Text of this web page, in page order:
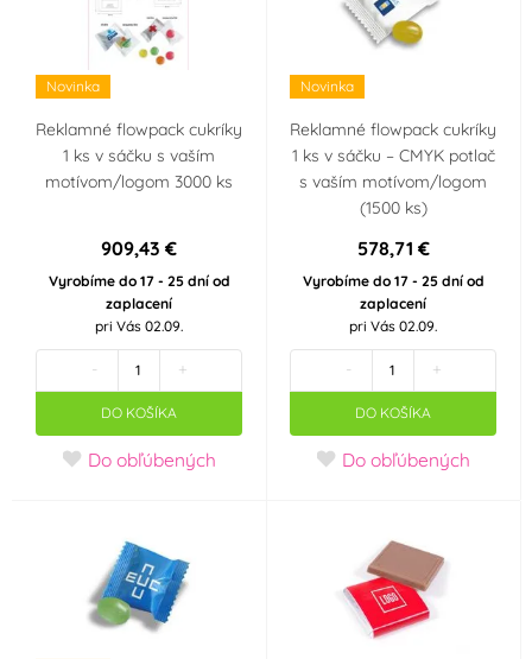
Novinka
Reklamné flowpack cukríky
1 ks v sáčku s vaším
motívom/logom 3000 ks
909,43 €
Vyrobíme do 17 - 25 dní od
zaplacení
pri Vás 02.09.
- +
DO KOŠÍKA
Do obľúbených
Novinka
Reklamné flowpack cukríky
1 ks v sáčku – CMYK potlač
s vaším motívom/logom
(1500 ks)
578,71 €
Vyrobíme do 17 - 25 dní od
zaplacení
pri Vás 02.09.
- +
DO KOŠÍKA
Do obľúbených